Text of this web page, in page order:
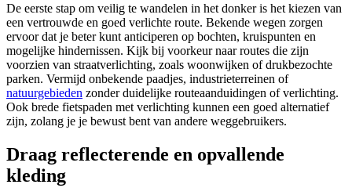
De eerste stap om veilig te wandelen in het donker is het kiezen van
een vertrouwde en goed verlichte route. Bekende wegen zorgen
ervoor dat je beter kunt anticiperen op bochten, kruispunten en
mogelijke hindernissen. Kijk bij voorkeur naar routes die zijn
voorzien van straatverlichting, zoals woonwijken of drukbezochte
parken. Vermijd onbekende paadjes, industrieterreinen of
natuurgebieden zonder duidelijke routeaanduidingen of verlichting.
Ook brede fietspaden met verlichting kunnen een goed alternatief
zijn, zolang je je bewust bent van andere weggebruikers.
Draag reflecterende en opvallende
kleding